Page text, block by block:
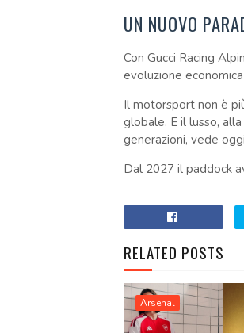
UN NUOVO
Con Gucci Racing
evoluzione
Il motorsport non è
globale. E il lusso,
generazioni, vede
Dal 2027 il paddock
RELATED POSTS
Arsenal